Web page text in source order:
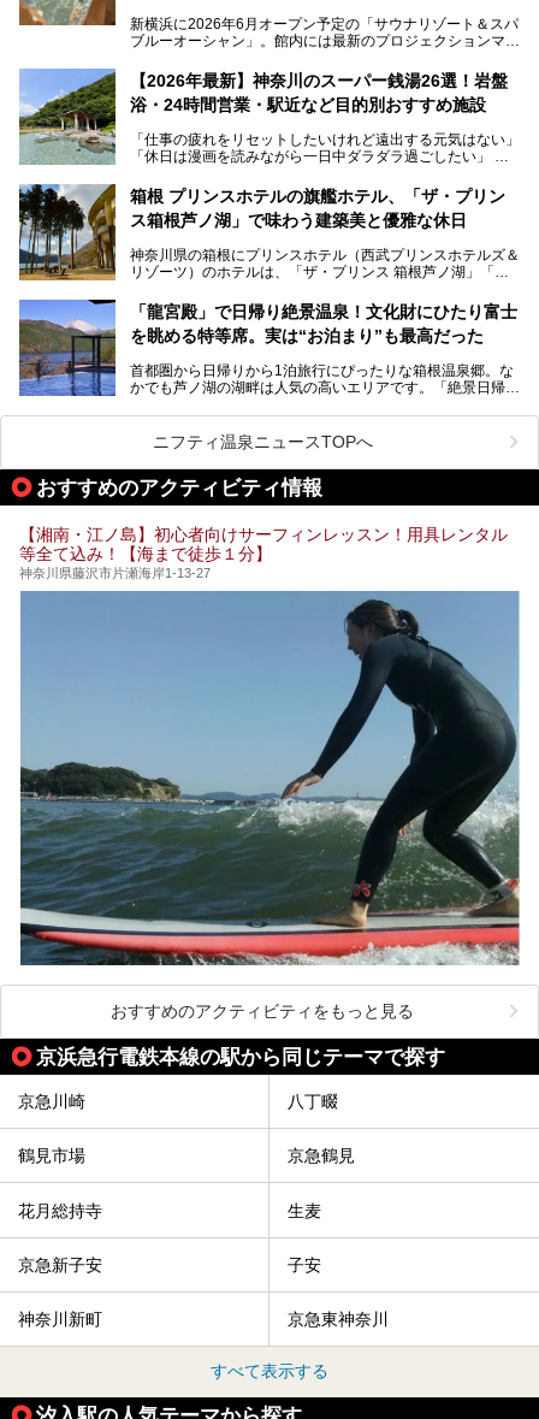
新横浜に2026年6月オープン予定の「サウナリゾート＆スパ
ブルーオーシャン」。館内には最新のプロジェクションマッ
的な“没入感（イマーシブ）”を体験できます。
今回は、そんな大注目の施設に一足先にお邪魔し、その全貌
を見学させていただきました！
サウナ室の中に咲き誇る桜、魚たちが泳ぐ水風呂、そしてバ
リのビーチを思わせる休憩スペース…。驚きの連続だった館
内の様子をレポートします！
【2026年最新】神奈川のスーパー銭湯26選！岩盤
浴・24時間営業・駅近など目的別おすすめ施設
「仕事の疲れをリセットしたいけれど遠出する元気はない」
「休日は漫画を読みながら一日中ダラダラ過ごしたい」
たい」
そんな「癒やされたい」という願いを叶えてくれるのが、神
神奈川県には、サウナや岩盤浴、一日中遊べるエンタメ施設
など、“非日常”を味わえるスーパー銭湯が数多く揃っていま
う」という人も多いはず。
そこで今回は、神奈川県内の人気施設26選を「安さ」「岩
業」「駅近」など、目的別に厳選して紹介します。
今の気分にぴったりの施設を見つけて、最高のリフレッシュ
箱根 プリンスホテルの旗艦ホテル、「ザ・プリン
ス箱根芦ノ湖」で味わう建築美と優雅な休日
神奈川県の箱根にプリンスホテル（西武プリンスホテルズ＆
リゾーツ）のホテルは、「ザ・プリンス 箱根芦ノ湖」「芦
「箱根仙石原プリンスホテル」と4軒あり、今回ご紹介する
「ザ・プリンス 箱根芦ノ湖」は、その中でもフラッグシッ
プ（旗艦）に位置づけられる特別なホテルです。
昭和の日本を代表する建築家の一人、村野藤吾が芦ノ湖の畔
に建てた桃源郷のようなホテルがここ。自家源泉の温泉や、
提供元：株式会社西武・プリンスホテルズワールドワイド
【PR】
この記事はザ・プリンス 箱根芦ノ湖のPR記事です。
「龍宮殿」で日帰り絶景温泉！文化財にひたり富士
を眺める特等席。実は“お泊まり”も最高だった
首都圏から日帰りから1泊旅行にぴったりな箱根温泉郷。な
かでも芦ノ湖の湖畔は人気の高いエリアです。「絶景日帰り
が楽しめるまさに眺望自慢の日帰り温泉。
そしてここは全24室の「箱根 芦ノ湖畔蛸川温泉 龍宮殿」と
して宿泊もできます。宿泊者は「龍宮殿本館」の営業時間に
加えて、朝6時からの宿泊者専用時間帯にも「龍宮殿本館」
のお風呂が利用できます。
今回は日帰り温泉としての「絶景日帰り温泉 龍宮殿本館
（以下、龍宮殿本館）」と、旅館としての「箱根 芦ノ湖畔
蛸川温泉 龍宮殿（以下、龍宮殿）」の両方の魅力をたっぷ
りお伝えします！
ここは箱根神社、九頭龍神社、白龍神社、箱根元宮と箱根の
4つの神社に囲まれたパワースポットです。
提供元：株式会社西武・プリンスホテルズワールドワイド
この記事は箱根 芦ノ湖畔蛸川温泉 龍宮殿のPR記事です。
ニフティ温泉ニュースTOPへ
おすすめのアクティビティ情報
【湘南・江ノ島】初心者向けサーフィンレッスン！用具レンタル
等全て込み！【海まで徒歩１分】
神奈川県藤沢市片瀬海岸1-13-27
おすすめのアクティビティをもっと見る
京浜急行電鉄本線の駅から同じテーマで探す
京急川崎 八丁畷
鶴見市場 京急鶴見
花月総持寺 生麦
京急新子安 子安
神奈川新町 京急東神奈川
すべて表示する